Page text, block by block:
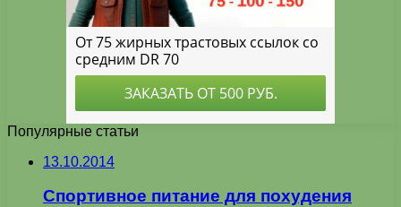
Популярные статьи
13.10.2014
Спортивное питание для похудения